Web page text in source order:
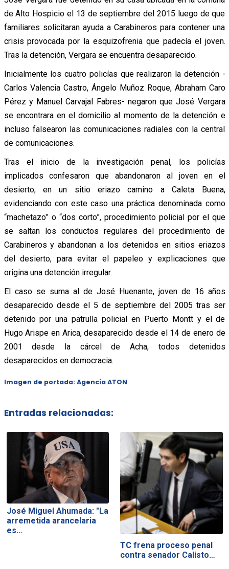
de Alto Hospicio el 13 de septiembre del 2015 luego de que
familiares solicitaran ayuda a Carabineros para contener una
crisis provocada por la esquizofrenia que padecía el joven.
Tras la detención, Vergara se encuentra desaparecido.
Inicialmente los cuatro policías que realizaron la detención -
Carlos Valencia Castro, Ángelo Muñoz Roque, Abraham Caro
Pérez y Manuel Carvajal Fabres- negaron que José Vergara
se encontrara en el domicilio al momento de la detención e
incluso falsearon las comunicaciones radiales con la central
de comunicaciones.
Tras el inicio de la investigación penal, los policías
implicados confesaron que abandonaron al joven en el
desierto, en un sitio eriazo camino a Caleta Buena,
evidenciando con este caso una práctica denominada como
“machetazo” o “dos corto”, procedimiento policial por el que
se saltan los conductos regulares del procedimiento de
Carabineros y abandonan a los detenidos en sitios eriazos
del desierto, para evitar el papeleo y explicaciones que
origina una detención irregular.
El caso se suma al de José Huenante, joven de 16 años
desaparecido desde el 5 de septiembre del 2005 tras ser
detenido por una patrulla policial en Puerto Montt y el de
Hugo Arispe en Arica, desaparecido desde el 14 de enero de
2001 desde la cárcel de Acha, todos detenidos
desaparecidos en democracia.
Imagen de portada: Agencia ATON
Entradas relacionadas:
José Miguel Ahumada: "La
arremetida arancelaria
es…
TC frena proceso penal
contra senador Calisto…